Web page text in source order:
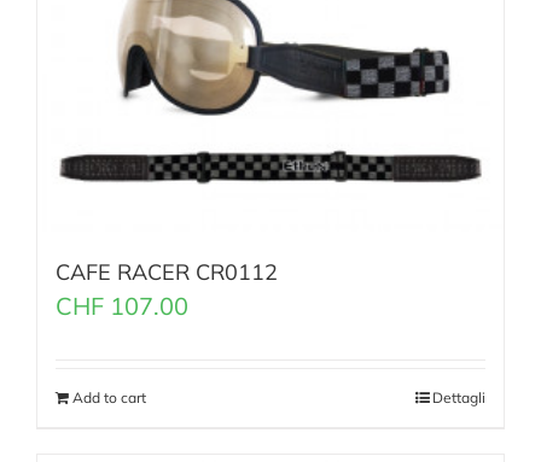
CAFE RACER CR0112
CHF 107.00
Add to cart Dettagli